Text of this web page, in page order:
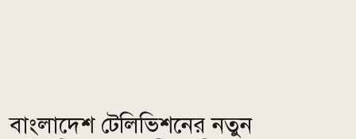
বাংলাদেশ টেলিভিশনের নতুন